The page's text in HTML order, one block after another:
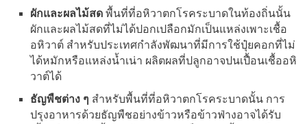
ผักและผลไม้สด พื้นที่ที่อหิวาตกโรคระบาดในท้องถิ่นนั้น
ผักและผลไม้สดที่ไม่ได้ปอกเปลือกมักเป็นแหล่งเพาะเชื้อ
อหิวาต์ สำหรับประเทศกำลังพัฒนาที่มีการใช้ปุ๋ยคอกที่ไม่
ได้หมักหรือแหล่งน้ำเน่า ผลิตผลที่ปลูกอาจปนเปื้อนเชื้ออหิ
วาต์ได้
ธัญพืชต่าง ๆ สำหรับพื้นที่ที่อหิวาตกโรคระบาดนั้น การ
ปรุงอาหารด้วยธัญพืชอย่างข้าวหรือข้าวฟ่างอาจได้รับ